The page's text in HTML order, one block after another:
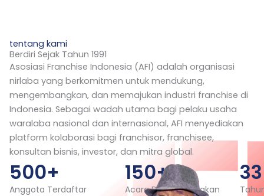
tentang kami
Berdiri Sejak Tahun 1991
Asosiasi Franchise Indonesia (AFI) adalah organisasi
nirlaba yang berkomitmen untuk mendukung,
mengembangkan, dan memajukan industri franchise di
Indonesia. Sebagai wadah utama bagi pelaku usaha
waralaba nasional dan internasional, AFI menyediakan
platform kolaborasi bagi franchisor, franchisee,
konsultan bisnis, investor, dan mitra global.
Anggota Terdaftar
500+
Acara Diselenggarakan
150+ 33